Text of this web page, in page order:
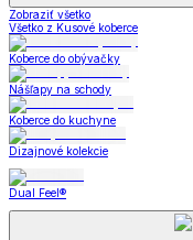
Zobraziť všetko
Všetko z Kusové koberce
Koberce do obývačky
Nášľapy na schody
Koberce do kuchyne
Dizajnové kolekcie
Dual Feel®